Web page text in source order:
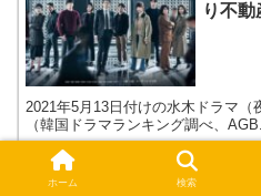
り不
2021年5月13日付けの水木ドラマ（
（韓国ドラマランキング調べ、
ホーム 検索